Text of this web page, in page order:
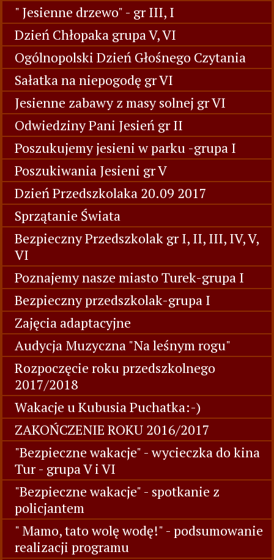
" Jesienne drzewo" - gr III, I
Dzień Chłopaka grupa V, VI
Ogólnopolski Dzień Głośnego Czytania
Sałatka na niepogodę gr VI
Jesienne zabawy z masy solnej gr VI
Odwiedziny Pani Jesień gr II
Poszukujemy jesieni w parku -grupa I
Poszukiwania Jesieni gr V
Dzień Przedszkolaka 20.09 2017
Sprzątanie Świata
Bezpieczny Przedszkolak gr I, II, III, IV, V,
VI
Poznajemy nasze miasto Turek-grupa I
Bezpieczny przedszkolak-grupa I
Zajęcia adaptacyjne
Audycja Muzyczna "Na leśnym rogu"
Rozpoczęcie roku przedszkolnego
2017/2018
Wakacje u Kubusia Puchatka:-)
ZAKOŃCZENIE ROKU 2016/2017
"Bezpieczne wakacje" - wycieczka do kina
Tur - grupa V i VI
"Bezpieczne wakacje" - spotkanie z
policjantem
" Mamo, tato wolę wodę!" - podsumowanie
realizacji programu